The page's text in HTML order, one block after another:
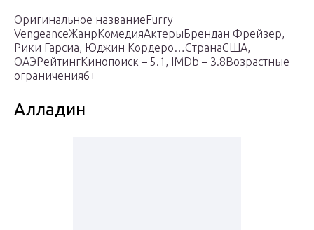
Оригинальное названиеFurry
VengeanceЖанрКомедияАктерыБрендан Фрейзер,
Рики Гарсиа, Юджин Кордеро…СтранаСША,
ОАЭРейтингКинопоиск – 5.1, IMDb – 3.8Возрастные
ограничения6+
Алладин